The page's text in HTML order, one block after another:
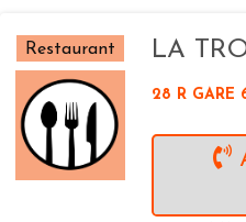
Restaurant LA
28 R GARE